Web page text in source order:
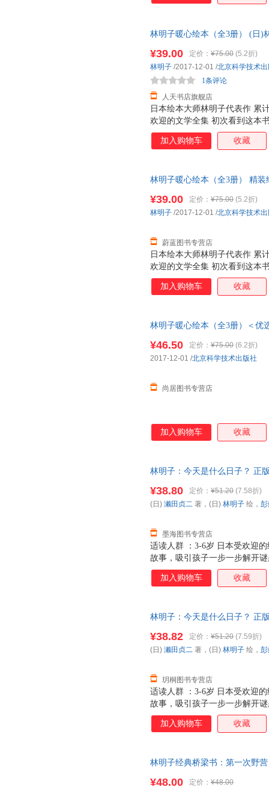
林明子暖心绘本（全3册） (日)
日本绘本大师林明子代表作 累
欢迎的文学全集 初次看到这本
读罢故事更是收获满满的感动
但她们是善良、坚强、勇于探
圣诞老人。他们天真烂漫，富
故事一般。 有位妈妈说过，如
读林明子吧。愿所有读过林明
¥39.00 定价： ¥75.00 (5.2折)
人天书店旗舰店
1条评论
林明子 /2017-12-01 /北京科学技术
加入购物车 收藏
林明子暖心绘本（全3册） 精
日本绘本大师林明子代表作 累
欢迎的文学全集 初次看到这本
读罢故事更是收获满满的感动
但她们是善良、坚强、勇于探
圣诞老人。他们天真烂漫，富
故事一般。 有位妈妈说过，如
读林明子吧。愿所有读过林明
¥39.00 定价： ¥75.00 (5.2折)
蔚蓝图书专营店
林明子 /2017-12-01 /北京科学技术
加入购物车 收藏
林明子暖心绘本（全3册）＜优
¥46.50 定价： ¥75.00 (6.2折)
尚居图书专营店
2017-12-01 /北京科学技术出版社
加入购物车 收藏
林明子：今天是什么日子？ 正
适读人群 ：3-6岁 日本受欢迎
故事，吸引孩子一步一步解开
的幸福表达！ 唯有家庭美满，
¥38.80 定价： ¥51.20 (7.58折)
墨海图书专营店
(日) 濑田贞二 著，(日) 林明子 绘，
加入购物车 收藏
林明子：今天是什么日子？ 正
适读人群 ：3-6岁 日本受欢迎
故事，吸引孩子一步一步解开
的幸福表达！ 唯有家庭美满，
¥38.82 定价： ¥51.20 (7.59折)
玥桐图书专营店
(日) 濑田贞二 著，(日) 林明子 绘，
加入购物车 收藏
林明子经典桥梁书：第一次野
¥48.00 定价： ¥48.00